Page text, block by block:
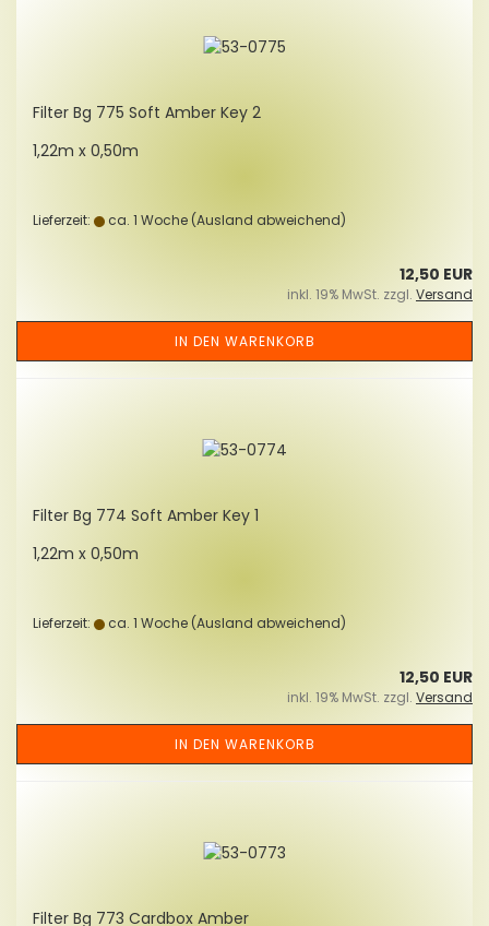
Fil­ter Bg 775 Soft Amber Key 2
1,22m x 0,50m
Lieferzeit: ca. 1 Woche (Ausland abweichend)
12,50 EUR
inkl. 19% MwSt. zzgl. Versand
IN DEN WARENKORB
Fil­ter Bg 774 Soft Amber Key 1
1,22m x 0,50m
Lieferzeit: ca. 1 Woche (Ausland abweichend)
12,50 EUR
inkl. 19% MwSt. zzgl. Versand
IN DEN WARENKORB
Fil­ter Bg 773 Card­box Amber